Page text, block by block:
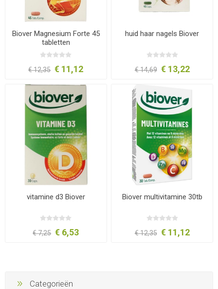
Biover Magnesium Forte 45
tabletten
€ 12,35 € 11,12
huid haar nagels Biover
€ 14,69 € 13,22
vitamine d3 Biover
€ 7,25 € 6,53
Biover multivitamine 30tb
€ 12,35 € 11,12
Categorieën